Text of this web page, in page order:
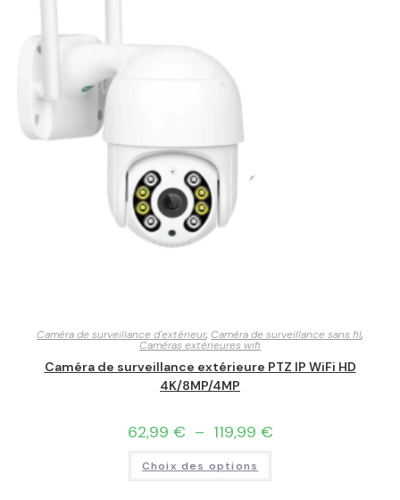
Caméra de surveillance d'extérieur, Caméra de surveillance sans fil,
Caméras extérieures wifi
Caméra de surveillance extérieure PTZ IP WiFi HD
4K/8MP/4MP
62,99 € – 119,99 €
Choix des options